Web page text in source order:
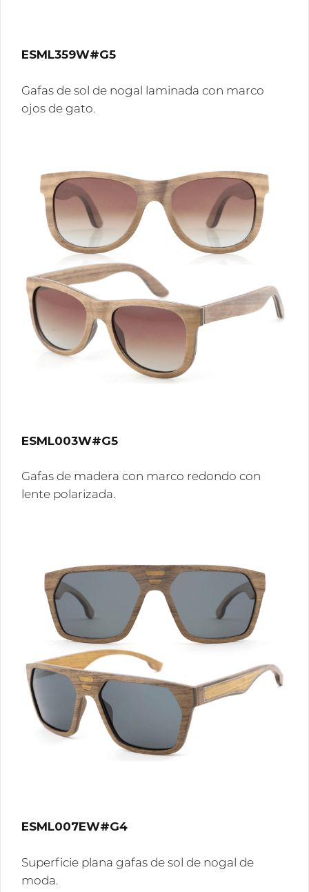
ESML359W#G5
Gafas de sol de nogal laminada con marco
ojos de gato.
ESML003W#G5
Gafas de madera con marco redondo con
lente polarizada.
ESML007EW#G4
Superficie plana gafas de sol de nogal de
moda.